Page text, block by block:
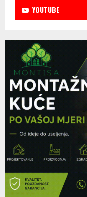
YOUTUBE